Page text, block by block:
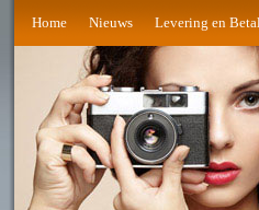
Home Nieuws Levering en